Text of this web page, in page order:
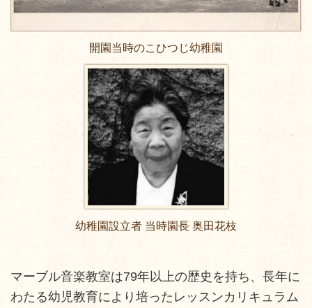
開園当時のこひつじ幼稚園
幼稚園設立者 当時園長 奥田花枝
マーブル音楽教室は79年以上の歴史を持ち、長年に
わたる幼児教育により培ったレッスンカリキュラム